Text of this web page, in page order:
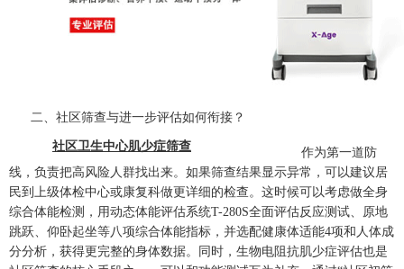
二、社区筛查与进一步评估如何衔接？
社区卫生中心肌少症筛查
作为第一道防
线，负责把高风险人群找出来。如果筛查结果显示异常，可以建议居
民到上级体检中心或康复科做更详细的检查。这时候可以考虑做全身
综合体能检测，用动态体能评估系统T-280S全面评估反应测试、原地
跳跃、仰卧起坐等八项综合体能指标，并选配健康体适能4项和人体成
分分析，获得更完整的身体数据。同时，生物电阻抗肌少症评估也是